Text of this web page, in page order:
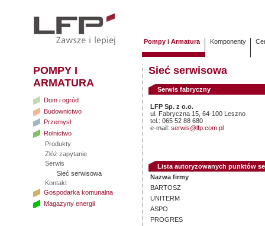
Pompy i Armatura Komponenty
Sieć serwisowa
Serwis fabryczny
LFP Sp. z o.o.
ul. Fabryczna 15, 64-100 Leszno
tel.: 065 52 88 680
e-mail: serwis@lfp.com.pl
Lista autoryzowanych punktów
Nazwa firmy
BARTOSZ
UNITERM
ASPO
PROGRES
POMPY I
ARMATURA
Dom i ogród
Budownictwo
Przemysł
Rolnictwo
Produkty
Złóż zapytanie
Serwis
Sieć serwisowa
Kontakt
Gospodarka komunalna
Magazyny energii